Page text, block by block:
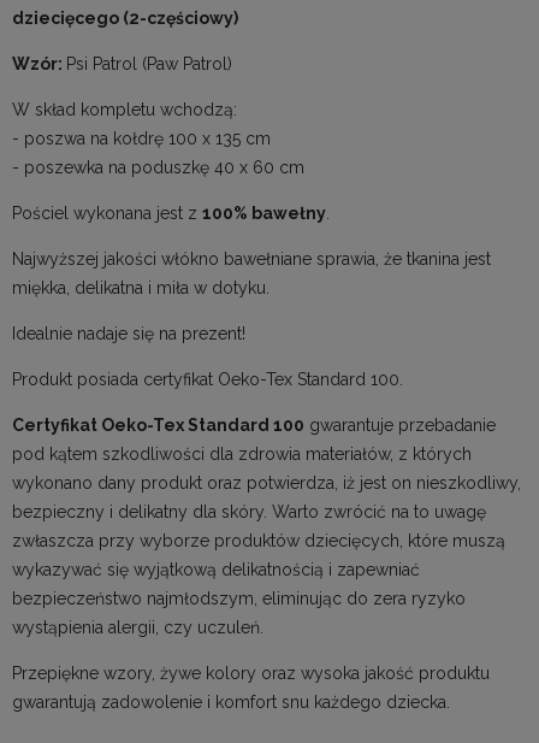
dziecięcego (2-częściowy)
Wzór: Psi Patrol (Paw Patrol)
W skład kompletu wchodzą:
- poszwa na kołdrę 100 x 135 cm
- poszewka na poduszkę 40 x 60 cm
Pościel wykonana jest z 100% bawełny
Najwyższej jakości włókno bawełniane sprawia, że tkanina jest
miękka, delikatna i miła w dotyku.
Idealnie nadaje się na prezent!
Produkt posiada certyfikat Oeko-Tex Standard 100.
Certyfikat Oeko-Tex Standard 100 gwarantuje przebadanie
pod kątem szkodliwości dla zdrowia materiałów, z których
wykonano dany produkt oraz potwierdza, iż jest on nieszkodliwy,
bezpieczny i delikatny dla skóry. Warto zwrócić na to uwagę
zwłaszcza przy wyborze produktów dziecięcych, które muszą
wykazywać się wyjątkową delikatnością i zapewniać
bezpieczeństwo najmłodszym, eliminując do zera ryzyko
wystąpienia alergii, czy uczuleń.
Przepiękne wzory, żywe kolory oraz wysoka jakość produktu
gwarantują zadowolenie i komfort snu każdego dziecka.